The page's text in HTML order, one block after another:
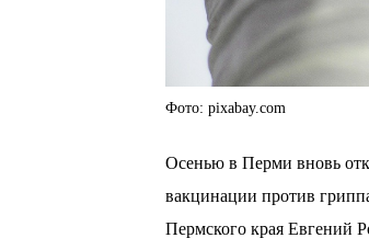
Фото: pixabay.com
Осенью в Перми вновь
вакцинации против
Пермского края Евгений